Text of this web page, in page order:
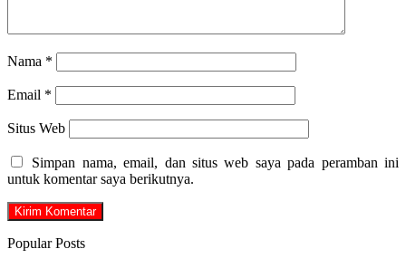
Nama *
Email *
Situs Web
Simpan nama, email, dan situs web saya pada peramban ini
untuk komentar saya berikutnya.
Popular Posts